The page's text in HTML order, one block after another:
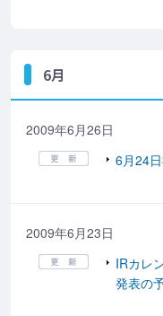
6月
2009年6月26日
6月24
2009年6月23日
IRカレ
発表の